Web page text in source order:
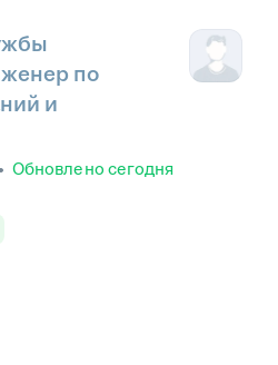
по
и
Обновлено сегодня